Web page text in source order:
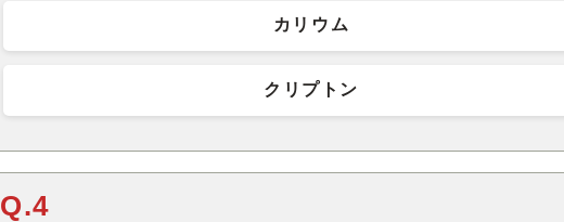
カリウム
クリプトン
Q.4